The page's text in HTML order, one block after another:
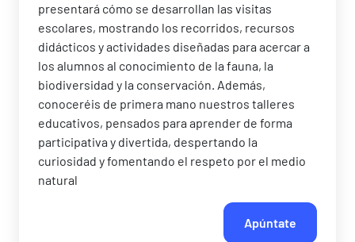
presentará cómo se desarrollan las visitas
escolares, mostrando los recorridos, recursos
didácticos y actividades diseñadas para acercar a
los alumnos al conocimiento de la fauna, la
biodiversidad y la conservación. Además,
conoceréis de primera mano nuestros talleres
educativos, pensados para aprender de forma
participativa y divertida, despertando la
curiosidad y fomentando el respeto por el medio
natural
Apúntate